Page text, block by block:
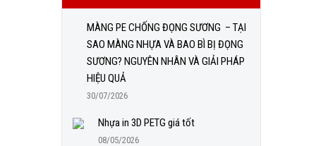
MÀNG PE CHỐNG ĐỌNG SƯƠNG – TẠI
SAO MÀNG NHỰA VÀ BAO BÌ BỊ ĐỌNG
SƯƠNG? NGUYÊN NHÂN VÀ GIẢI PHÁP
HIỆU QUẢ
30/07/2026
Nhựa in 3D PETG giá tốt
08/05/2026